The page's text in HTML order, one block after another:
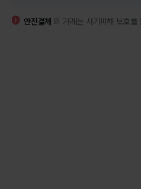
안전결제 외 거래는 사기피해 보호를